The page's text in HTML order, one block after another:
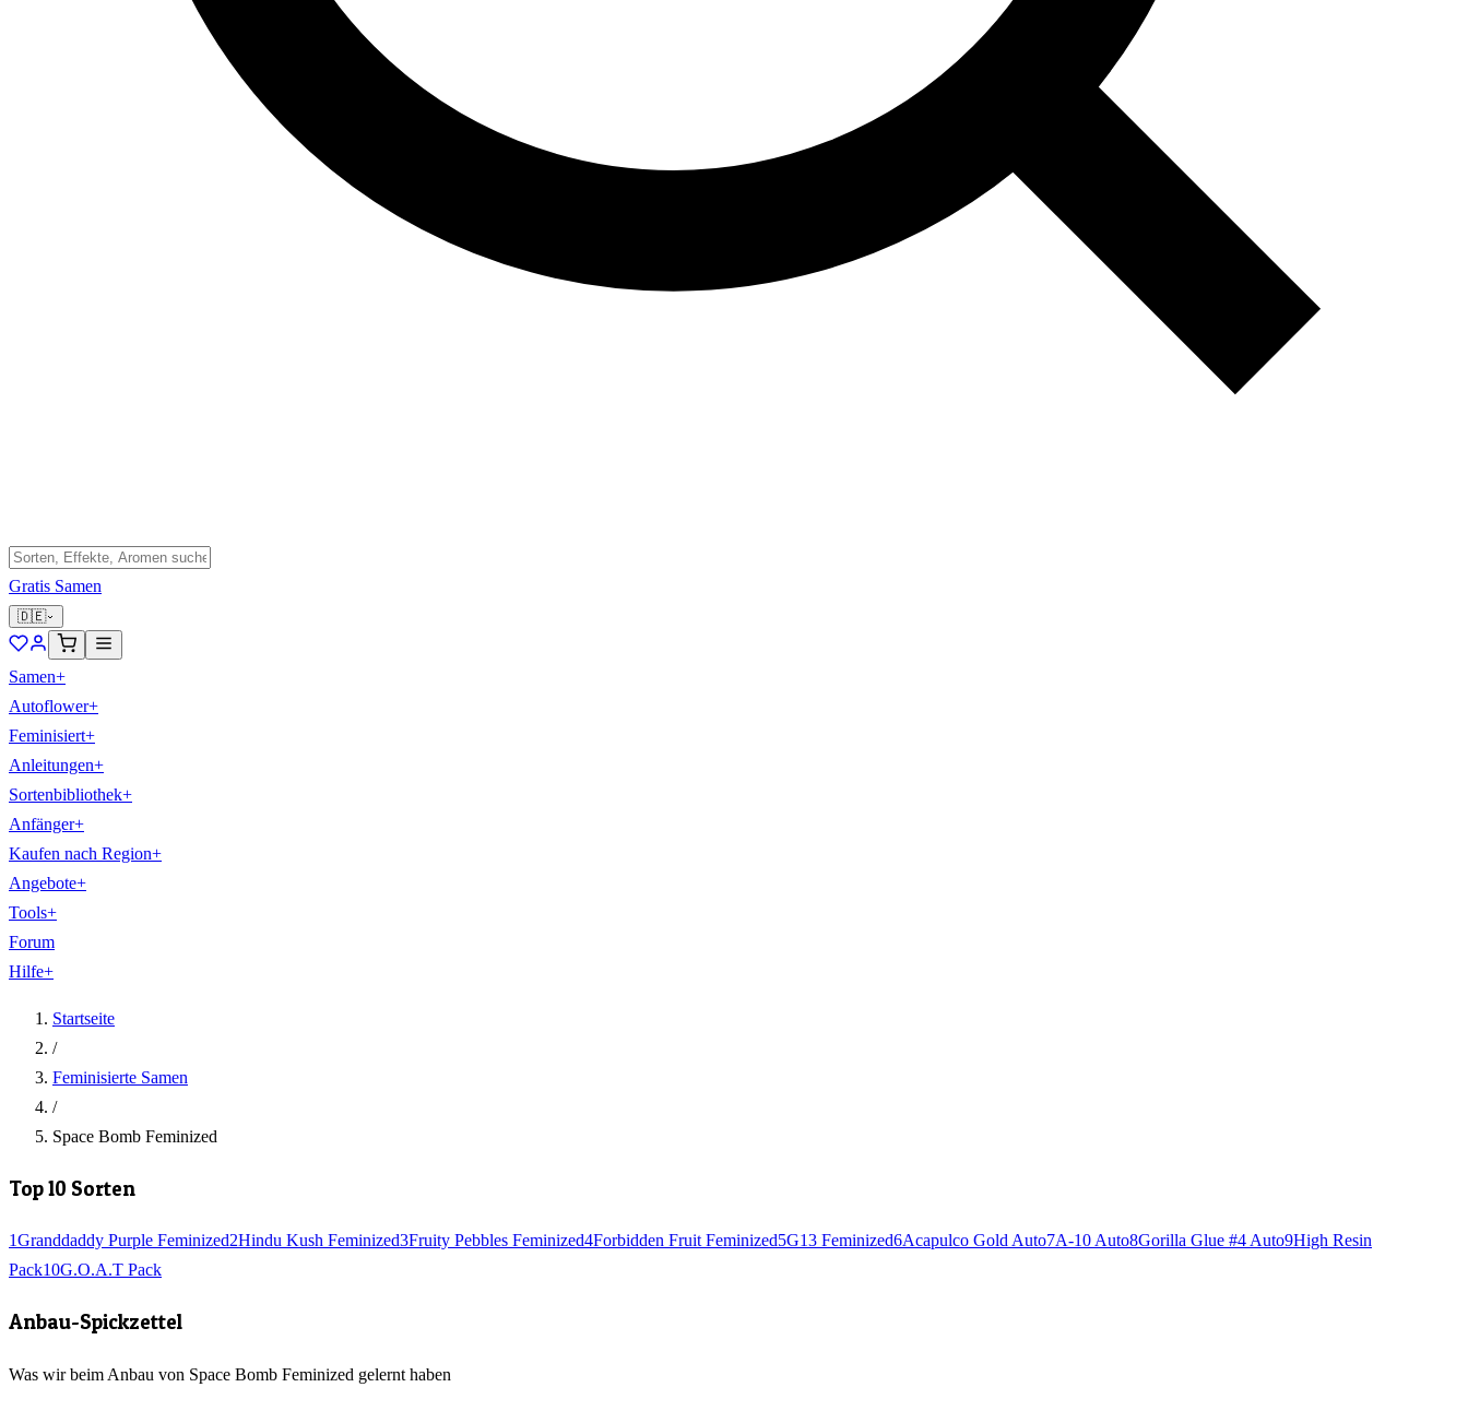
Gratis Samen
🇩🇪
Samen+
Autoflower+
Feminisiert+
Anleitungen+
Sortenbibliothek+
Anfänger+
Kaufen nach Region+
Angebote+
Tools+
Forum
Hilfe+
Startseite
/
Feminisierte Samen
/
Space Bomb Feminized
Top 10 Sorten
1Granddaddy Purple Feminized2Hindu Kush Feminized3Fruity Pebbles Feminized4Forbidden Fruit Feminized5G13 Feminized6Acapulco Gold Auto7A-10 Auto8Gorilla Glue #4 Auto9High Resin
Pack10G.O.A.T Pack
Anbau-Spickzettel
Was wir beim Anbau von Space Bomb Feminized gelernt haben